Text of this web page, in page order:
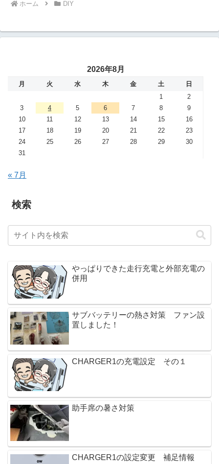
ホーム DIY
2026年8月
月 火 水 木 金 土
日
1
2
3
4 5 6 7 8
9
10
11 12 13 14 15
16
17
18 19 20 21 22
23
24
25 26 27 28 29
30
31
« 7月
検索
やっぱりできた走行充電と外部充電の
併用
サブバッテリーの熱さ対策 ファン設
置しました！
CHARGER1の充電設定 その１
助手席の暑さ対策
CHARGER1の設定変更 補足情報